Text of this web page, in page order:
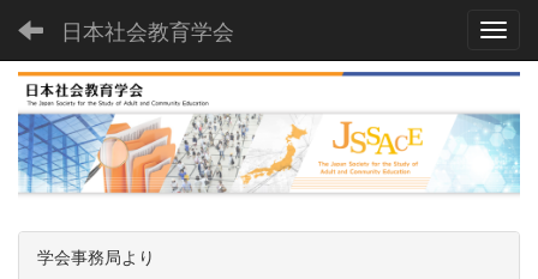
日本社会教育学会
学会事務局より